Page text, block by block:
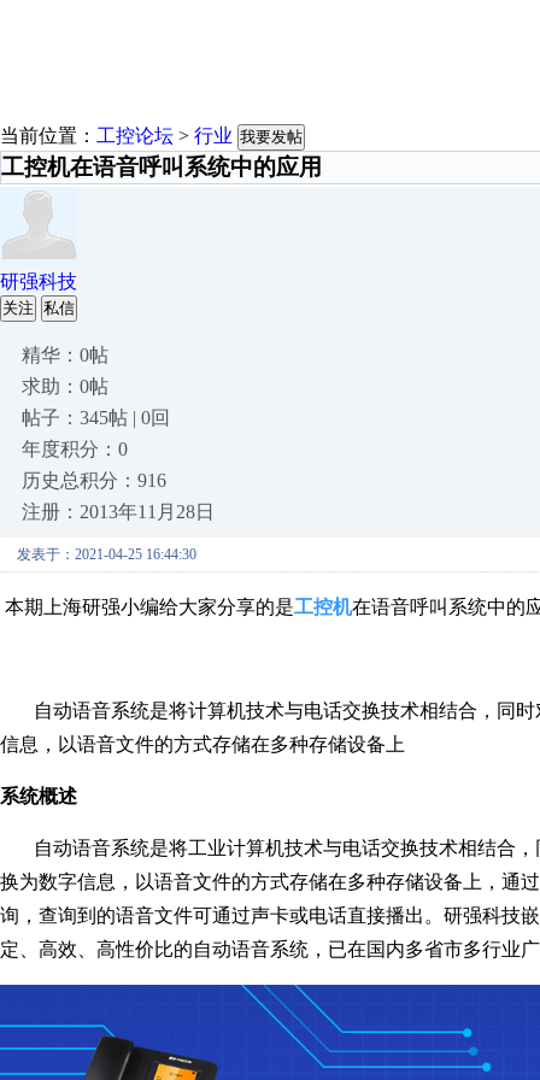
当前位置： 工控论坛 > 行业 我要发帖
工控机在语音呼叫系统中的应用
研强科技
关注 私信
精华：0帖
求助：0帖
帖子：345帖 | 0回
年度积分：0
历史总积分：916
注册：2013年11月28日
发表于：2021-04-25 16:44:30
本期上海研强小编给大家分享的是工控机在语音呼叫系统中的
自动语音系统是将计算机技术与电话交换技术相结合，同时
信息，以语音文件的方式存储在多种存储设备上
系统概述
自动语音系统是将工业计算机技术与电话交换技术相结合，
换为数字信息，以语音文件的方式存储在多种存储设备上，通
询，查询到的语音文件可通过声卡或电话直接播出。研强科技
定、高效、高性价比的自动语音系统，已在国内多省市多行业